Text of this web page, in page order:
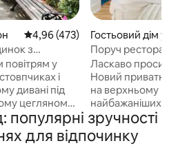
Середня оцінка: 4,96 з 5,
4,96 (473)
з
кімнатами
повітрям у
і
дивані під
цегляному
1802 році.
сніданок
у
Гостьовий дім у
в Джеймс
Поруч
чистий будинок
Ласкаво
Новий
на верхньому
найбажаніших
ліжком king-size
ідеальне місце
невеликих
зручності
для відпочинку